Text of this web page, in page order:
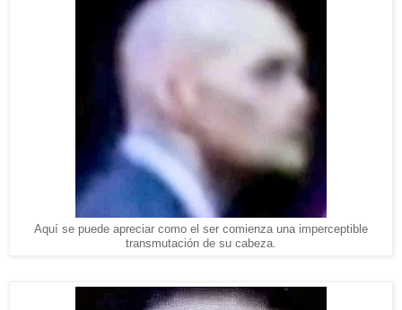
Aquí se puede apreciar como el ser comienza una imperceptible
transmutación de su cabeza.